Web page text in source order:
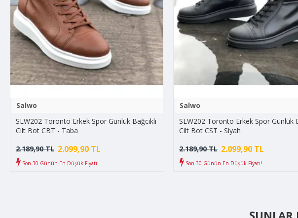
Salwo
SLW202 Toronto Erkek Spor Günlük Bağcıklı
Cilt Bot CBT - Taba
2.099,90 TL
2.189,90 TL
Son 30 Günün En Düşük Fiyatı!
Salwo
SLW202 Toronto Erkek Spor Günlük
Cilt Bot CST - Siyah
2.099,90 TL
2.189,90 TL
Son 30 Günün En Düşük Fiyatı!